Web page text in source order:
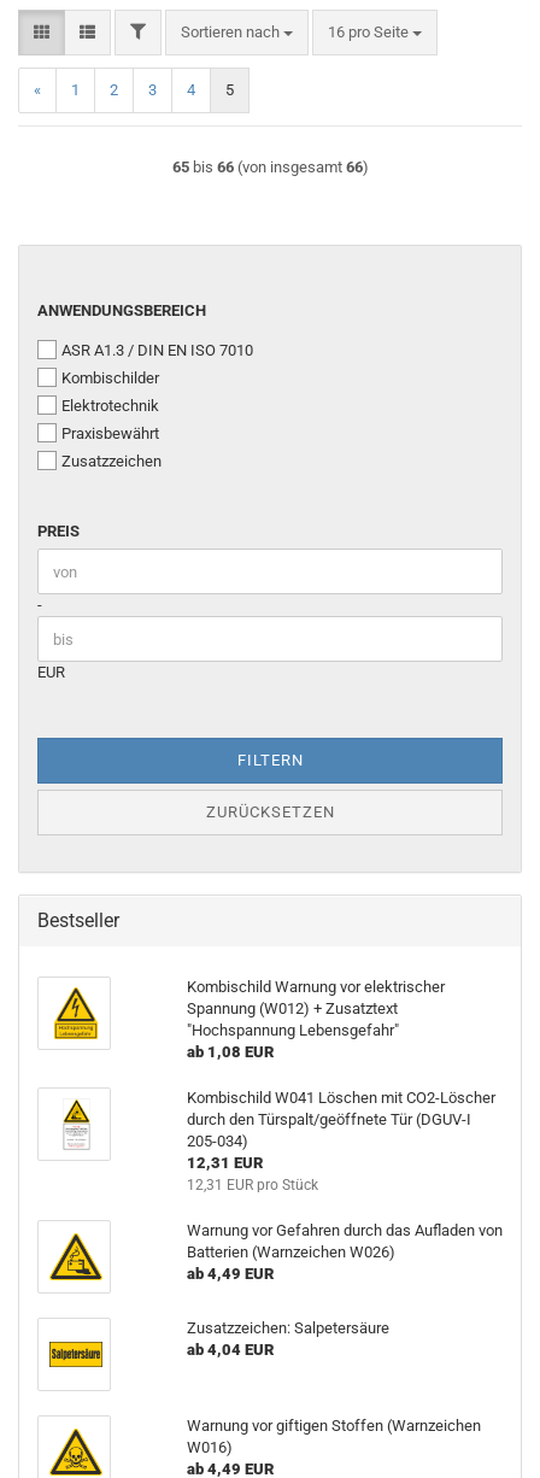
FILTERSortieren nach
Sortieren nach 16 pro Seite
pro Seite
« 1 2 3 4 5
65bis 66(von insgesamt 66)
ANWENDUNGSBEREICH
ANWENDUNGSBEREICH
ASR A1.3 / DIN EN ISO 7010
Kombischilder
Elektrotechnik
Praxisbewährt
Zusatzzeichen
PREIS
PREIS
Preis bis
-
EUR
FILTERN
ZURÜCKSETZEN
Bestseller
Kombischild Warnung vor elektrischer
Spannung (W012) + Zusatztext
"Hochspannung Lebensgefahr"
ab 1,08 EUR
Kombischild W041 Löschen mit CO2-Löscher
durch den Türspalt/geöffnete Tür (DGUV-I
205-034)
12,31 EUR
12,31 EUR pro Stück
Warnung vor Gefahren durch das Aufladen von
Batterien (Warnzeichen W026)
ab 4,49 EUR
Zusatzzeichen: Salpetersäure
ab 4,04 EUR
Warnung vor giftigen Stoffen (Warnzeichen
W016)
ab 4,49 EUR